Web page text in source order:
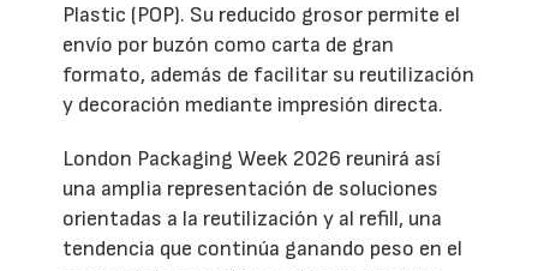
Plastic (POP). Su reducido grosor permite el
envío por buzón como carta de gran
formato, además de facilitar su reutilización
y decoración mediante impresión directa.
London Packaging Week 2026 reunirá así
una amplia representación de soluciones
orientadas a la reutilización y al refill, una
tendencia que continúa ganando peso en el